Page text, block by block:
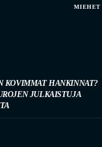
MIEHET
KOVIMMAT HANKINNAT?
JULKAISTUJA